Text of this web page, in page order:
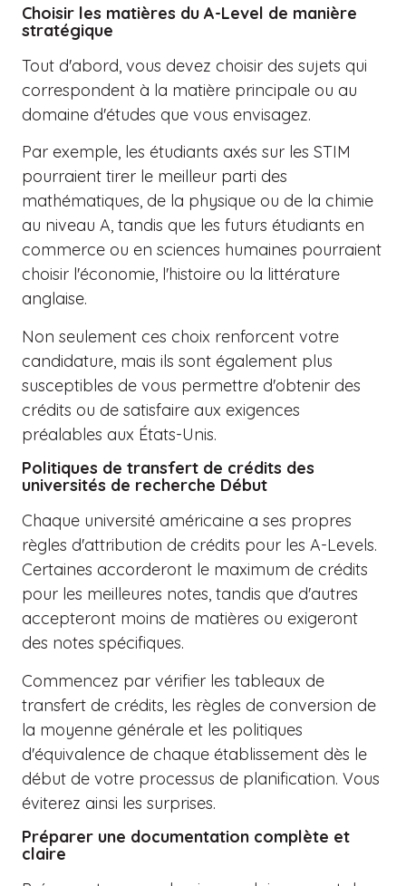
Choisir les matières du A-Level de manière
stratégique
Tout d'abord, vous devez choisir des sujets qui
correspondent à la matière principale ou au
domaine d'études que vous envisagez.
Par exemple, les étudiants axés sur les STIM
pourraient tirer le meilleur parti des
mathématiques, de la physique ou de la chimie
au niveau A, tandis que les futurs étudiants en
commerce ou en sciences humaines pourraient
choisir l'économie, l'histoire ou la littérature
anglaise.
Non seulement ces choix renforcent votre
candidature, mais ils sont également plus
susceptibles de vous permettre d'obtenir des
crédits ou de satisfaire aux exigences
préalables aux États-Unis.
Politiques de transfert de crédits des
universités de recherche Début
Chaque université américaine a ses propres
règles d'attribution de crédits pour les A-Levels.
Certaines accorderont le maximum de crédits
pour les meilleures notes, tandis que d'autres
accepteront moins de matières ou exigeront
des notes spécifiques.
Commencez par vérifier les tableaux de
transfert de crédits, les règles de conversion de
la moyenne générale et les politiques
d'équivalence de chaque établissement dès le
début de votre processus de planification. Vous
éviterez ainsi les surprises.
Préparer une documentation complète et
claire